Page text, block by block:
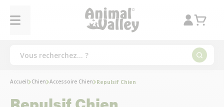
Accueil Chien Accessoire Chien Repulsif Chien